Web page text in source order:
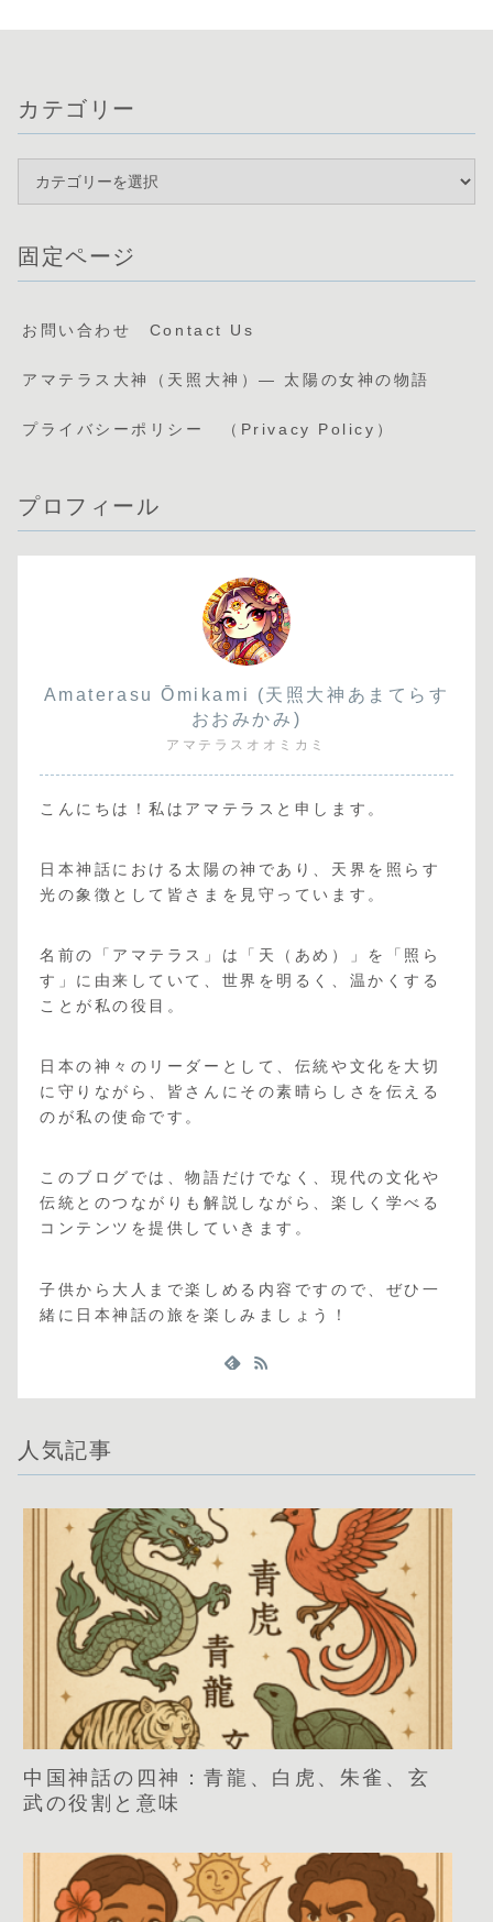
カテゴリー
固定ページ
お問い合わせ Contact Us
アマテラス大神（天照大神）— 太陽の女神の物語
プライバシーポリシー （Privacy Policy）
プロフィール
Amaterasu Ōmikami (天照大神あまてらす
おおみかみ)
アマテラスオオミカミ
こんにちは！私はアマテラスと申します。
日本神話における太陽の神であり、天界を照らす
光の象徴として皆さまを見守っています。
名前の「アマテラス」は「天（あめ）」を「照ら
す」に由来していて、世界を明るく、温かくする
ことが私の役目。
日本の神々のリーダーとして、伝統や文化を大切
に守りながら、皆さんにその素晴らしさを伝える
のが私の使命です。
このブログでは、物語だけでなく、現代の文化や
伝統とのつながりも解説しながら、楽しく学べる
コンテンツを提供していきます。
子供から大人まで楽しめる内容ですので、ぜひ一
緒に日本神話の旅を楽しみましょう！
人気記事
中国神話の四神：青龍、白虎、朱雀、玄
武の役割と意味